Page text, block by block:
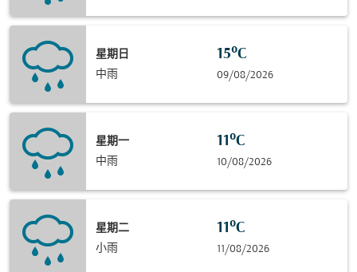
星期日
中雨
15°C
09/08/2026
星期一
中雨
11°C
10/08/2026
星期二
小雨
11°C
11/08/2026